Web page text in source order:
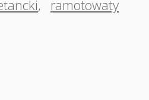
, ramotowaty